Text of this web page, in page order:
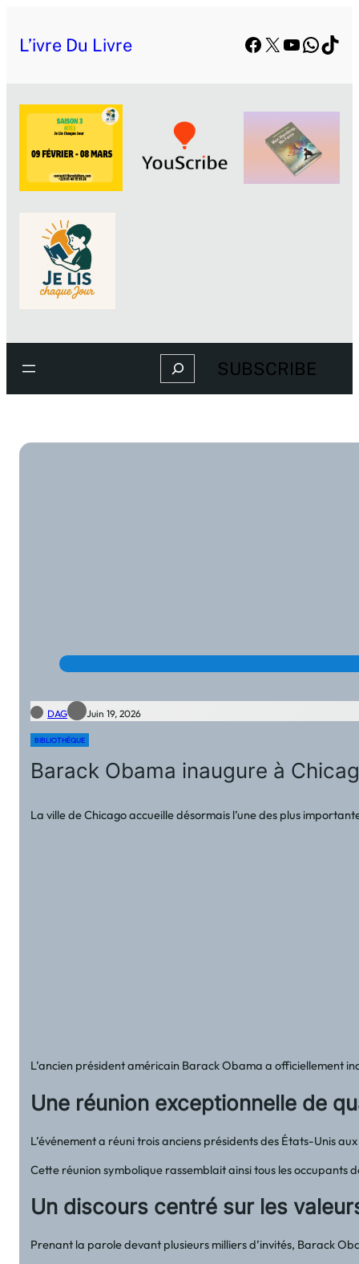
L’ivre Du Livre Facebook
X YouTube
Search SUBSCRIBE
DAG Juin 19, 2026
BIBLIOTHÈQUE
Barack Obama inaugure à
La ville de Chicago accueille désormais l’une des plus
L’ancien président américain Barack Obama a officiellement
Une réunion exceptionnelle de
L’événement a réuni trois anciens présidents des États-Unis
Cette réunion symbolique rassemblait ainsi tous les occupants
Un discours centré sur les
Prenant la parole devant plusieurs milliers d’invités, Barack